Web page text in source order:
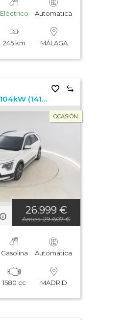
Eléctrico Automatica
245 km MÁLAGA
1.6 GDi HEV 104kW (141CV) Drive
OCASIÓN
26.999 €
Antes: 29.607 €
Gasolina Automatica
1580 cc MADRID